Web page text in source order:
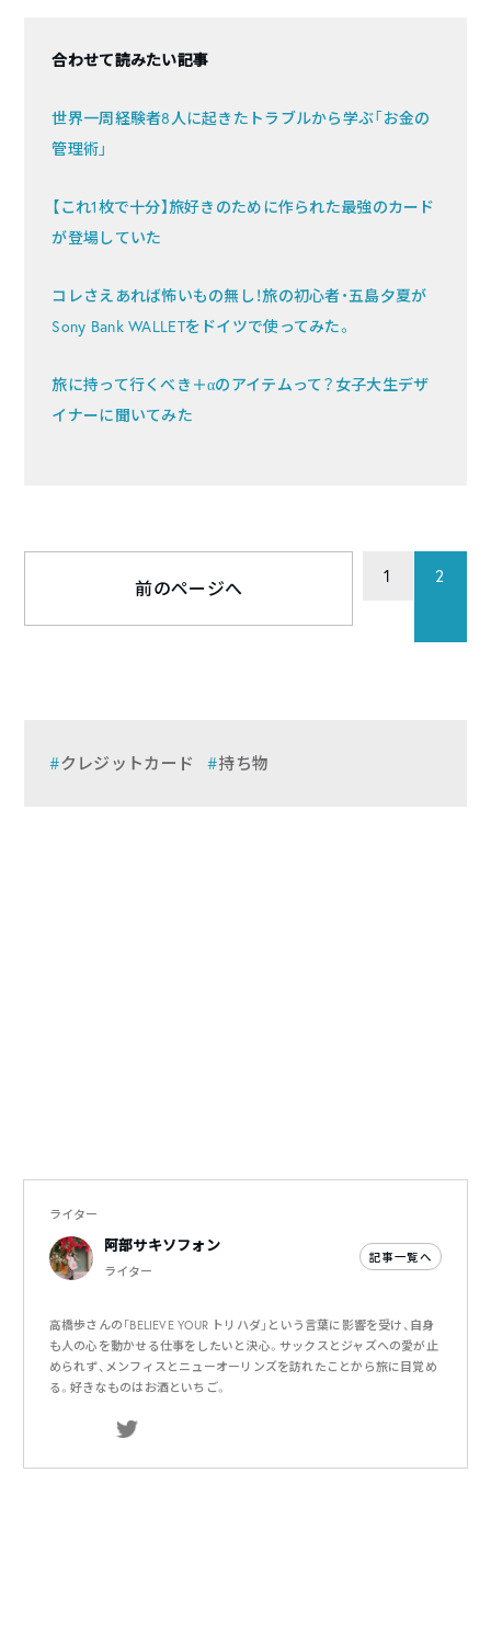
合わせて読みたい記事
世界一周経験者8人に起きたトラブルから学ぶ「お金の
管理術」
【これ1枚で十分】旅好きのために作られた最強のカード
が登場していた
コレさえあれば怖いもの無し！旅の初心者・五島夕夏が
Sony Bank WALLETをドイツで使ってみた。
旅に持って行くべき＋αのアイテムって？女子大生デザ
イナーに聞いてみた
前のページへ
1 2
クレジットカード 持ち物
ライター
阿部サキソフォン
ライター
記事一覧へ
高橋歩さんの「BELIEVE YOUR トリハダ」という言葉に影響を受け、自身
も人の心を動かせる仕事をしたいと決心。サックスとジャズへの愛が止
められず、メンフィスとニューオーリンズを訪れたことから旅に目覚め
る。好きなものはお酒といちご。